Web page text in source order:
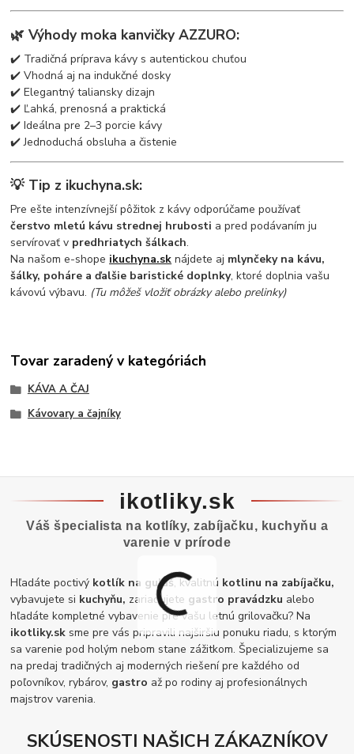
🌿Výhody moka kanvičky AZZURO:
✔️ Tradičná príprava kávy s autentickou chuťou
✔️ Vhodná aj na indukčné dosky
✔️ Elegantný taliansky dizajn
✔️ Ľahká, prenosná a praktická
✔️ Ideálna pre 2–3 porcie kávy
✔️ Jednoduchá obsluha a čistenie
💡 Tip z ikuchyna.sk:
Pre ešte intenzívnejší pôžitok z kávy odporúčame používať
čerstvo mletú kávu strednej hrubosti a pred podávaním ju
servírovať v predhriatych šálkach.
Na našom e-shope ikuchyna.sk nájdete aj mlynčeky na kávu,
šálky, poháre a ďalšie baristické doplnky, ktoré doplnia vašu
kávovú výbavu. (Tu môžeš vložiť obrázky alebo prelinky)
Tovar zaradený v kategóriách
KÁVA A ČAJ
Kávovary a čajníky
ikotliky.sk
Váš špecialista na kotlíky, zabíjačku, kuchyňu a
varenie v prírode
Hľadáte poctivý kotlík na guláš, kvalitnú kotlinu na zabíjačku,
vybavujete si kuchyňu, zariaďujete gastro pravádzku alebo
hľadáte kompletné vybavenie pre vašu letnú grilovačku? Na
ikotliky.sk sme pre vás pripravili najširšiu ponuku riadu, s ktorým
sa varenie pod holým nebom stane zážitkom. Špecializujeme sa
na predaj tradičných aj moderných riešení pre každého od
poľovníkov, rybárov, gastro až po rodiny aj profesionálnych
majstrov varenia.
SKÚSENOSTI NAŠICH ZÁKAZNÍKOV